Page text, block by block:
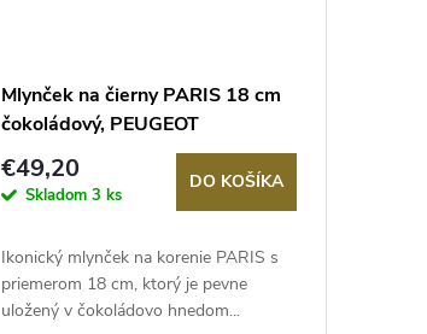
Mlynček na čierny PARIS 18 cm
čokoládový, PEUGEOT
€49,20
Skladom 3 ks
DO KOŠÍKA
Ikonický mlynček na korenie PARIS s
priemerom 18 cm, ktorý je pevne
uložený v čokoládovo hnedom...